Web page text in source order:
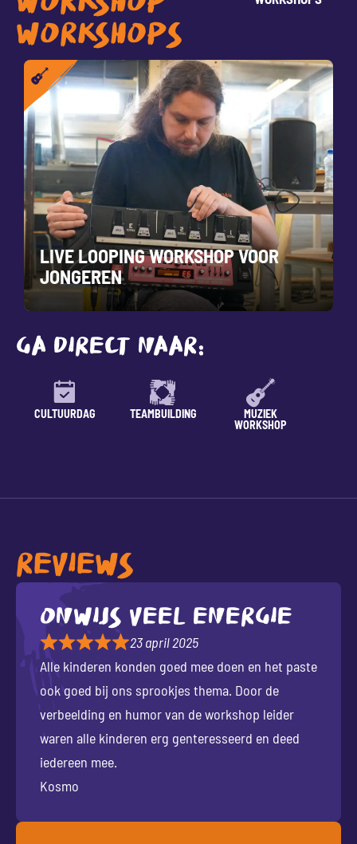
WORKSHOPS
LIVE LOOPING WORKSHOP VOOR
JONGEREN
GA DIRECT NAAR:
CULTUURDAG TEAMBUILDING
MUZIEK
WORKSHOP
REVIEWS
Onwijs veel energie
23 april 2025
Alle kinderen konden goed mee doen en het paste
ook goed bij ons sprookjes thema. Door de
verbeelding en humor van de workshop leider
waren alle kinderen erg genteresseerd en deed
iedereen mee.
Kosmo